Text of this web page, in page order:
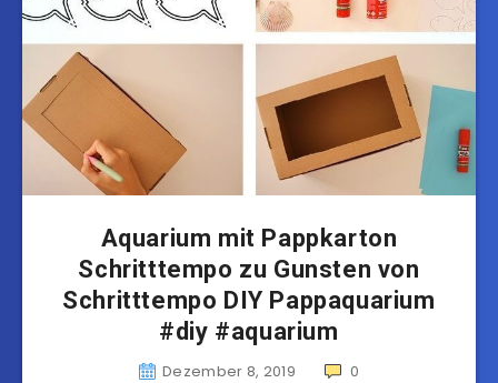
Aquarium mit Pappkarton
Schritttempo zu Gunsten von
Schritttempo DIY Pappaquarium
#diy #aquarium
Dezember 8, 2019 0